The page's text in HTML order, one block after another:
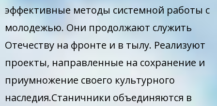
эффективные методы системной работы с
молодежью. Они продолжают служить
Отечеству на фронте и в тылу. Реализуют
проекты, направленные на сохранение и
приумножение своего культурного
наследия.Станичники объединяются в